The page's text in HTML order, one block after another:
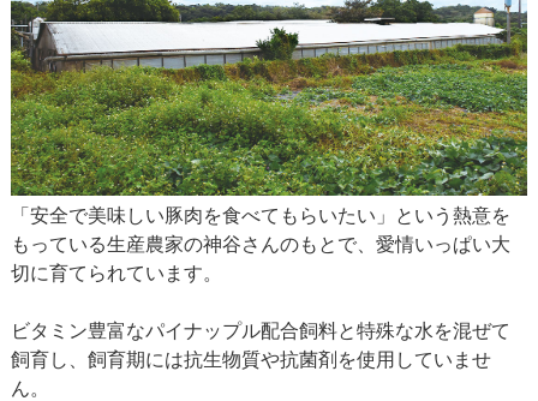
「安全で美味しい豚肉を食べてもらいたい」という熱意を
もっている生産農家の神谷さんのもとで、愛情いっぱい大
切に育てられています。
ビタミン豊富なパイナップル配合飼料と特殊な水を混ぜて
飼育し、飼育期には抗生物質や抗菌剤を使用していませ
ん。